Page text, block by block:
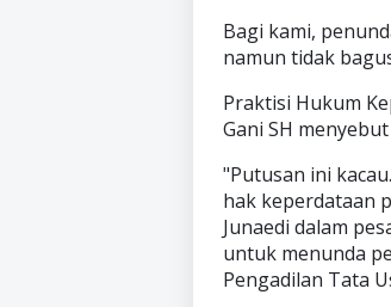
Bagi kami,
namun tidak
Praktisi Hukum
Gani SH
"Putusan ini
hak keperdataan
Junaedi dalam
untuk menunda
Pengadilan Tata